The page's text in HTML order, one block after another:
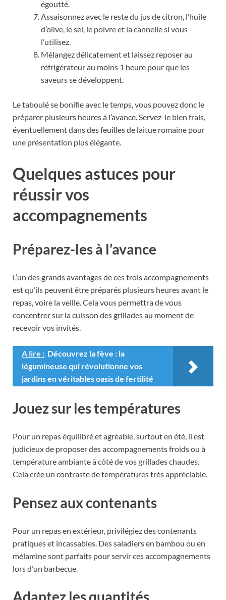
égoutté.
Assaisonnez avec le reste du jus de citron, l’huile
d’olive, le sel, le poivre et la cannelle si vous
l’utilisez.
Mélangez délicatement et laissez reposer au
réfrigérateur au moins 1 heure pour que les
saveurs se développent.
Le taboulé se bonifie avec le temps, vous pouvez donc le
préparer plusieurs heures à l’avance. Servez-le bien frais,
éventuellement dans des feuilles de laitue romaine pour
une présentation plus élégante.
Quelques astuces pour
réussir vos
accompagnements
Préparez-les à l’avance
L’un des grands avantages de ces trois accompagnements
est qu’ils peuvent être préparés plusieurs heures avant le
repas, voire la veille. Cela vous permettra de vous
concentrer sur la cuisson des grillades au moment de
recevoir vos invités.
A lire : Découvrez la fève : la
légumineuse qui révolutionne vos
jardins en véritables oasis de fertilité
Jouez sur les températures
Pour un repas équilibré et agréable, surtout en été, il est
judicieux de proposer des accompagnements froids ou à
température ambiante à côté de vos grillades chaudes.
Cela crée un contraste de températures très appréciable.
Pensez aux contenants
Pour un repas en extérieur, privilégiez des contenants
pratiques et incassables. Des saladiers en bambou ou en
mélamine sont parfaits pour servir ces accompagnements
lors d’un barbecue.
Adaptez les quantités